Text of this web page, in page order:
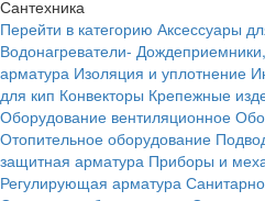
Сантехника
Перейти в категорию Аксессуары
Водонагреватели-
арматура Изоляция и уплотнение
для кип Конвекторы Крепежные
Оборудование вентиляционное
Отопительное оборудование
защитная арматура Приборы и
Регулирующая арматура